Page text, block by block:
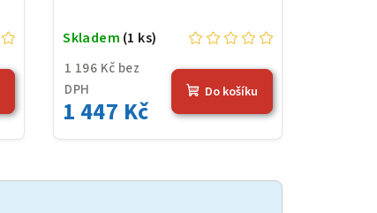
1 196 Kč bez
DPH
1 447 Kč
Skladem (1 ks)
Do košíku